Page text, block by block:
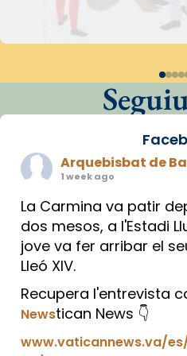
Arquebisbat de
1 week ago
La Carmina va patir
dos mesos, a l'Estadi
jove va fer arribar el
Lleó XIV.
Recupera l'entrevista
Newstican News 👇
www.vaticannews.va/